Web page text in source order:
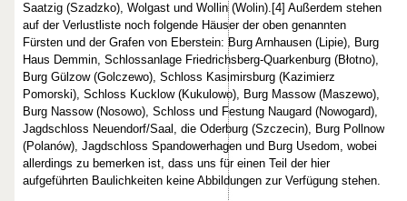
Saatzig (Szadzko), Wolgast und Wollin (Wolin).[4] Außerdem stehen
auf der Verlustliste noch folgende Häuser der oben genannten
Fürsten und der Grafen von Eberstein: Burg Arnhausen (Lipie), Burg
Haus Demmin, Schlossanlage Friedrichsberg-Quarkenburg (Błotno),
Burg Gülzow (Golczewo), Schloss Kasimirsburg (Kazimierz
Pomorski), Schloss Kucklow (Kukulowo), Burg Massow (Maszewo),
Burg Nassow (Nosowo), Schloss und Festung Naugard (Nowogard),
Jagdschloss Neuendorf/Saal, die Oderburg (Szczecin), Burg Pollnow
(Polanów), Jagdschloss Spandowerhagen und Burg Usedom, wobei
allerdings zu bemerken ist, dass uns für einen Teil der hier
aufgeführten Baulichkeiten keine Abbildungen zur Verfügung stehen.